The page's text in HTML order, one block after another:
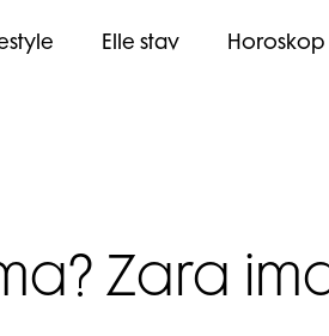
Elle stav Horoskop
Zara